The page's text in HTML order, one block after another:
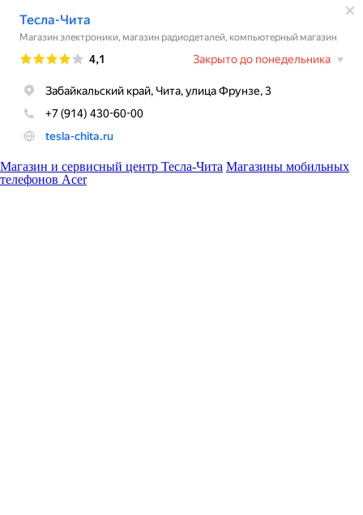
Магазин и сервисный центр Тесла-Чита Магазины мобильных
телефонов Acer